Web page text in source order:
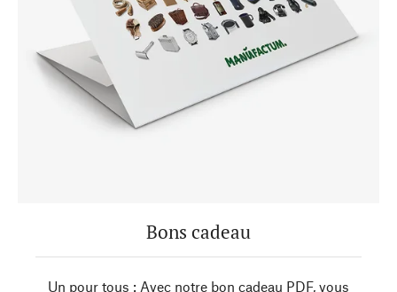
Bons cadeau
Un pour tous : Avec notre bon cadeau PDF, vous